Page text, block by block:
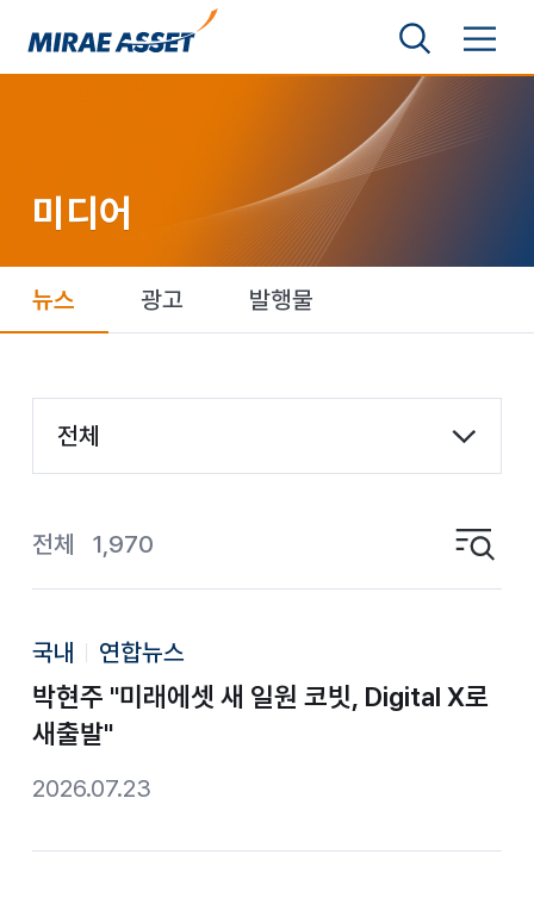
미디어
뉴스 광고 발행물
전체
전체 1,970
국내 연합뉴스
박현주 "미래에셋 새 일원 코빗, Digital X로
새출발"
2026.07.23